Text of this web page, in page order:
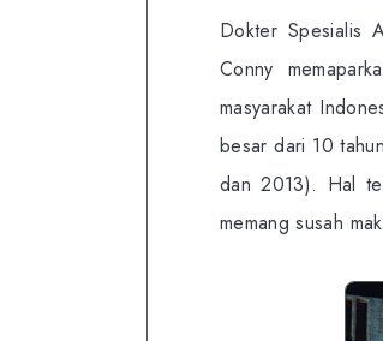
Dokter Spesialis
Conny
masyarakat
besar dari 10
dan 2013). Hal
memang susah